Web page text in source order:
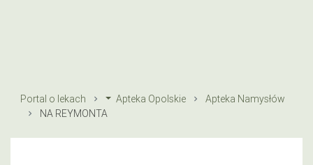
Portal o lekach Apteka Opolskie
Apteka Namysłów
NA REYMONTA